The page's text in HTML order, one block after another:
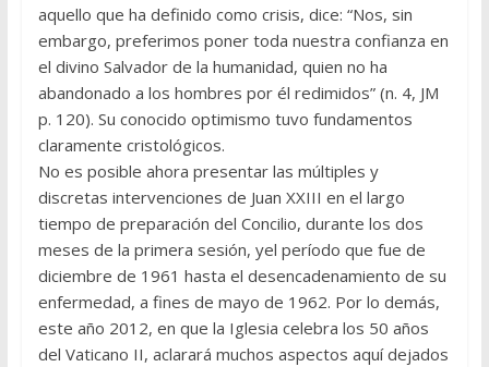
aquello que ha definido como crisis, dice: “Nos, sin
embargo, preferimos poner toda nuestra confianza en
el divino Salvador de la humanidad, quien no ha
abandonado a los hombres por él redimidos” (n. 4, JM
p. 120). Su conocido optimismo tuvo fundamentos
claramente cristológicos.
No es posible ahora presentar las múltiples y
discretas intervenciones de Juan XXIII en el largo
tiempo de preparación del Concilio, durante los dos
meses de la primera sesión, yel período que fue de
diciembre de 1961 hasta el desencadenamiento de su
enfermedad, a fines de mayo de 1962. Por lo demás,
este año 2012, en que la Iglesia celebra los 50 años
del Vaticano II, aclarará muchos aspectos aquí dejados